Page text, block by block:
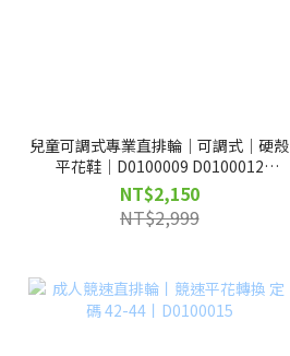
兒童可調式專業直排輪｜可調式｜硬殼
平花鞋｜D0100009 D0100012
D0100013
NT$2,150
NT$2,999